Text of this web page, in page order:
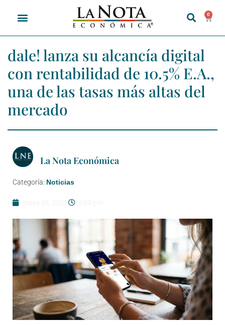
0
dale! lanza su alcancía digital
con rentabilidad de 10.5% E.A.,
una de las tasas más altas del
mercado
La Nota Económica
Categoría: Noticias